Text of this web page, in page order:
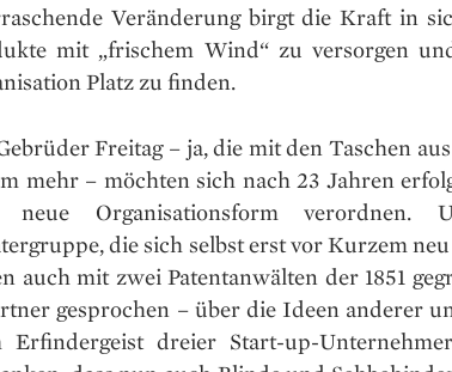
Veränderung birgt die Kraft in
mit „frischem Wind“ zu versorgen
Platz zu finden.
Freitag – ja, die mit den Taschen
mehr – möchten sich nach 23 Jahren
neue Organisationsform
die sich selbst erst vor Kurzem
auch mit zwei Patentanwälten der 1851
gesprochen – über die Ideen anderer
Erfindergeist dreier Start-up-